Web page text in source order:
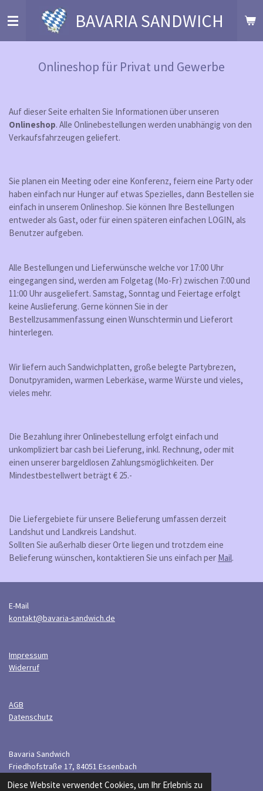
Diese Website verwendet Cookies, um Ihr Erlebnis zu
Hauptinhalt
BAVARIA SANDWICH
Onlineshop für Privat und Gewerbe
Auf dieser Seite erhalten Sie Informationen über unseren
Onlineshop. Alle Onlinebestellungen werden unabhängig von den
Verkaufsfahrzeugen geliefert.
Sie planen ein Meeting oder eine Konferenz, feiern eine Party oder
haben einfach nur Hunger auf etwas Spezielles, dann Bestellen sie
einfach in unserem Onlineshop. Sie können Ihre Bestellungen
entweder als Gast, oder für einen späteren einfachen LOGIN, als
Benutzer aufgeben.
Alle Bestellungen und Lieferwünsche welche vor 17:00 Uhr
eingegangen sind, werden am Folgetag (Mo-Fr) zwischen 7:00 und
11:00 Uhr ausgeliefert. Samstag, Sonntag und Feiertage erfolgt
keine Auslieferung. Gerne können Sie in der
Bestellzusammenfassung einen Wunschtermin und Lieferort
hinterlegen.
Wir liefern auch Sandwichplatten, große belegte Partybrezen,
Donutpyramiden, warmen Leberkäse, warme Würste und vieles,
vieles mehr.
Die Bezahlung ihrer Onlinebestellung erfolgt einfach und
unkompliziert bar cash bei Lieferung, inkl. Rechnung, oder mit
einen unserer bargeldlosen Zahlungsmöglichkeiten. Der
Mindestbestellwert beträgt € 25.-
Die Liefergebiete für unsere Belieferung umfassen derzeit
Landshut und Landkreis Landshut.
Sollten Sie außerhalb dieser Orte liegen und trotzdem eine
Belieferung wünschen, kontaktieren Sie uns einfach per Mail.
E-Mail
kontakt@bavaria-sandwich.de
Impressum
Widerruf
AGB
Datenschutz
Bavaria Sandwich
Friedhofstraße 17, 84051 Essenbach